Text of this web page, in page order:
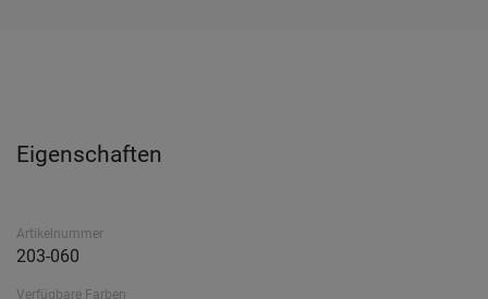
Eigenschaften
Artikelnummer
203-060
Verfügbare Farben